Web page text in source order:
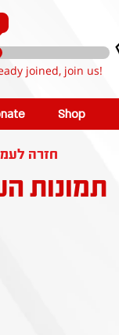
joined, join us!
Shop
< חזרה
תמונות